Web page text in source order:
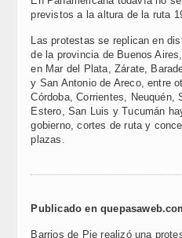
previstos a la altura de la ruta
Las protestas se replican en
de la provincia de Buenos
en Mar del Plata, Zárate,
y San Antonio de Areco, entre
Córdoba, Corrientes, Neuquén,
Estero, San Luis y Tucumán
gobierno, cortes de ruta y
plazas.
Publicado en
Barrios de Pie realizó una